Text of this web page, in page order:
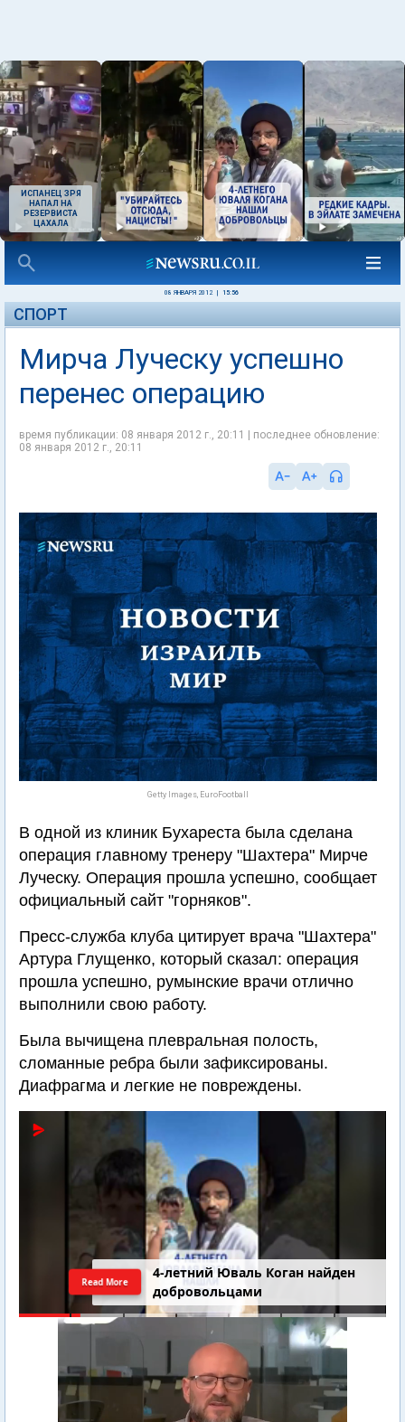
ИСПАНЕЦ ЗРЯ
НАПАЛ НА
РЕЗЕРВИСТА
ЦАХАЛА
08 ЯНВАРЯ 2012 15:56
СПОРТ
Мирча Луческу успешно
перенес операцию
время публикации: 08 января 2012 г., 20:11 | последнее обновление:
08 января 2012 г., 20:11
Getty Images, EuroFootball
В одной из клиник Бухареста была сделана
операция главному тренеру "Шахтера" Мирче
Луческу. Операция прошла успешно, сообщает
официальный сайт "горняков".
Пресс-служба клуба цитирует врача "Шахтера"
Артура Глущенко, который сказал: операция
прошла успешно, румынские врачи отлично
выполнили свою работу.
Была вычищена плевральная полость,
сломанные ребра были зафиксированы.
Диафрагма и легкие не повреждены.
4-летний Юваль Коган найден
добровольцами
Read More